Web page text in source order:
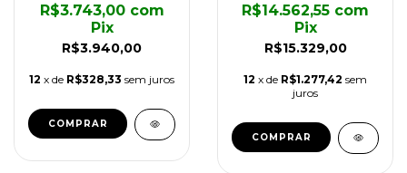
R$3.940,00
R$3.743,00 com
Pix
12 x de R$328,33 sem juros
COMPRAR
R$15.329,00
R$14.562,55 com
Pix
12 x de R$1.277,42 sem
juros
COMPRAR